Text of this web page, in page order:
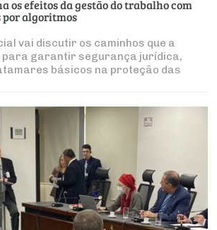
os efeitos da gestão do trabalho com
por algoritmos
vai discutir os caminhos que a
para garantir segurança jurídica,
básicos na proteção das